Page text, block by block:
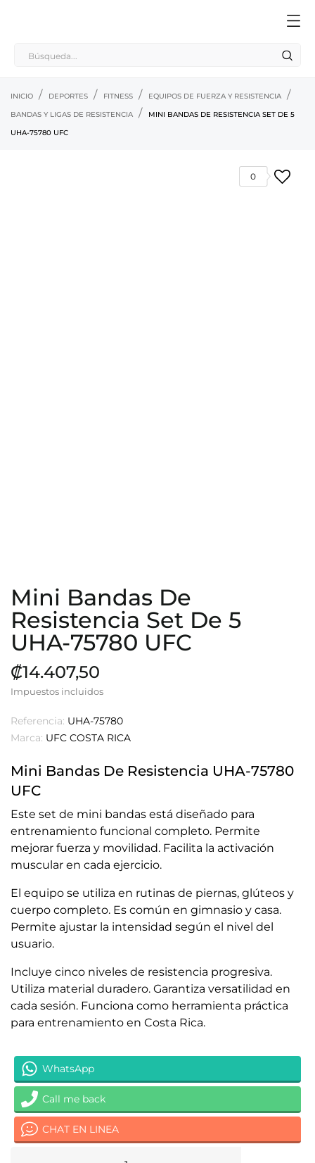
INICIO DEPORTES FITNESS
EQUIPOS DE FUERZA Y RESISTENCIA
BANDAS Y LIGAS DE RESISTENCIA
MINI BANDAS DE RESISTENCIA SET DE 5
UHA-75780 UFC
0
Mini Bandas De
Resistencia Set De 5
UHA-75780 UFC
₡14.407,50
Impuestos incluidos
Referencia: UHA-75780
Marca: UFC COSTA RICA
Mini Bandas De Resistencia UHA-75780
UFC
Este set de mini bandas está diseñado para
entrenamiento funcional completo. Permite
mejorar fuerza y movilidad. Facilita la activación
muscular en cada ejercicio.
El equipo se utiliza en rutinas de piernas, glúteos y
cuerpo completo. Es común en gimnasio y casa.
Permite ajustar la intensidad según el nivel del
usuario.
Incluye cinco niveles de resistencia progresiva.
Utiliza material duradero. Garantiza versatilidad en
cada sesión. Funciona como herramienta práctica
para entrenamiento en Costa Rica.
WhatsApp
Call me back
CHAT EN LINEA